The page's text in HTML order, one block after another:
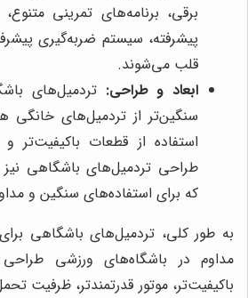
برقی، برنامه‌های تمرینی
پیشرفته، سیستم ضربه‌گیری
قلب می‌شوند.
ابعاد و طراحی: تردمیل‌های
سنگین‌تر از تردمیل‌های خانگی
استفاده از قطعات باکیفیت‌تر
طراحی تردمیل‌های باشگاهی نیز
که برای استفاده‌های سنگین و
به طور کلی، تردمیل‌های باشگاهی
مداوم در باشگاه‌های ورزشی
باکیفیت‌تر، موتور قدرتمندتر، ظرفیت